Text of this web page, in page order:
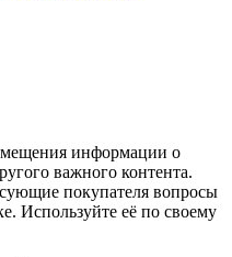
информации о
важного контента.
покупателя вопросы
Используйте её по своему